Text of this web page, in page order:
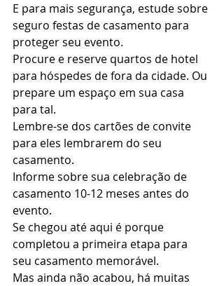
E para mais segurança, estude sobre
seguro festas de casamento para
proteger seu evento.
Procure e reserve quartos de hotel
para hóspedes de fora da cidade. Ou
prepare um espaço em sua casa
para tal.
Lembre-se dos cartões de convite
para eles lembrarem do seu
casamento.
Informe sobre sua celebração de
casamento 10-12 meses antes do
evento.
Se chegou até aqui é porque
completou a primeira etapa para
seu casamento memorável.
Mas ainda não acabou, há muitas